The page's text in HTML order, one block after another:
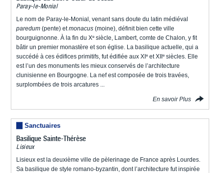
Paray-le-Monial
Le nom de Paray-le-Monial, venant sans doute du latin médiéval
paredum (pente) etmonacus (moine), définit bien cette ville
bourguignonne. À la fin du Xe siècle, Lambert, comte de Chalon, y fit
bâtir un premier monastère et son église. La basilique actuelle, qui a
succédé à ces édifices primitifs, fut édifiée aux XIe et XIIe siècles. Elle
est l’un des monuments les mieux conservés de l’architecture
clunisienne en Bourgogne. La nef est composée de trois travées,
surplombées de troisarcatures ...
En savoir Plus
Sanctuaires
Basilique Sainte-Thérèse
Lisieux
Lisieux est la deuxième ville de pèlerinage de France après Lourdes.
Sa basilique de style romano-byzantin, dont l’architecture fut inspirée